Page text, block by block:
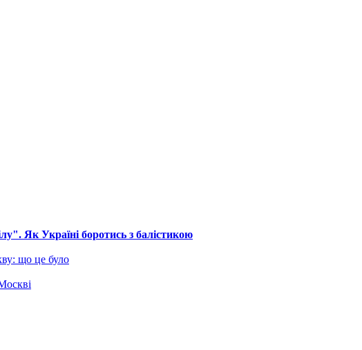
Як Україні боротись з балістикою
що це було